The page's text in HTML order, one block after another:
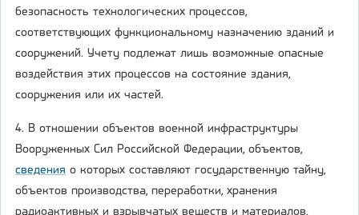
безопасность технологических процессов,
соответствующих функциональному назначению зданий и
сооружений. Учету подлежат лишь возможные опасные
воздействия этих процессов на состояние здания,
сооружения или их частей.
4. В отношении объектов военной инфраструктуры
Вооруженных Сил Российской Федерации, объектов,
сведения о которых составляют государственную тайну,
объектов производства, переработки, хранения
радиоактивных и взрывчатых веществ и материалов,